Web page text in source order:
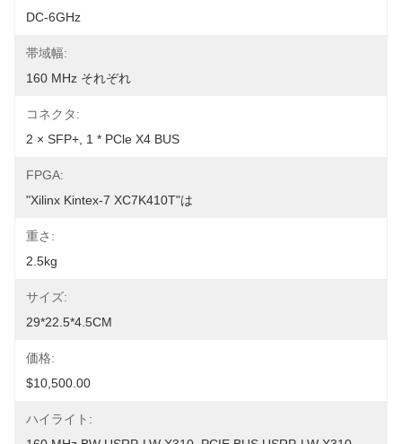
DC-6GHz
帯域幅:
160 MHz それぞれ
コネクタ:
2 × SFP+, 1 * PCle X4 BUS
FPGA:
"Xilinx Kintex-7 XC7K410T"は
重さ:
2.5kg
サイズ:
29*22.5*4.5CM
価格:
$10,500.00
ハイライト: